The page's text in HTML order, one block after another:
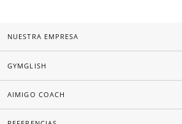
NUESTRA EMPRESA
GYMGLISH
AIMIGO COACH